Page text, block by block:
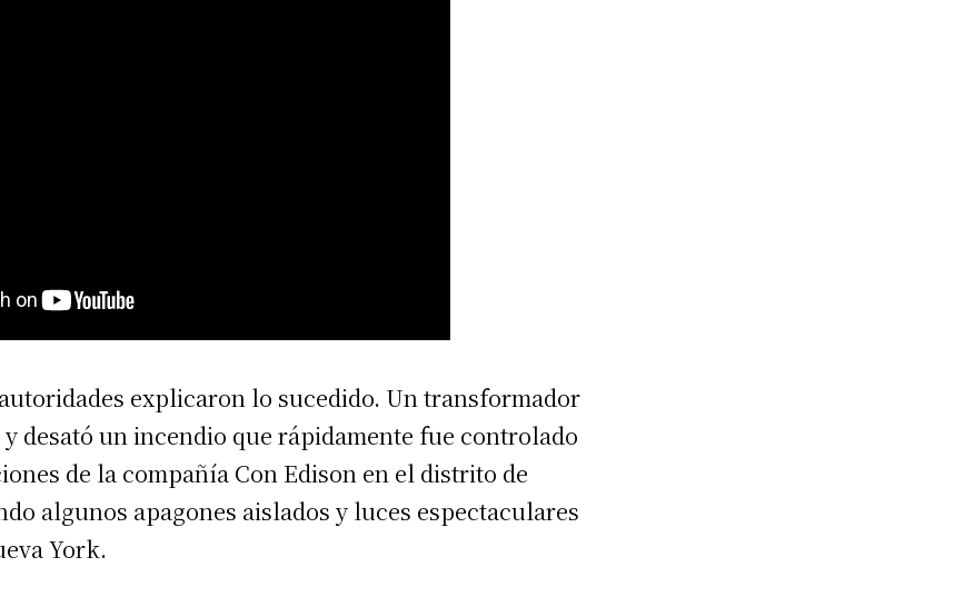
explicaron lo sucedido. Un transformador
desató un incendio que rápidamente fue controlado
de la compañía Con Edison en el distrito de
algunos apagones aislados y luces espectaculares
York.